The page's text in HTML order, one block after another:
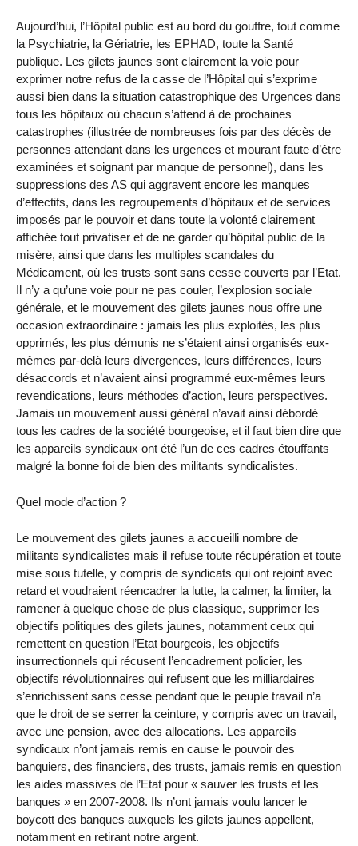
Aujourd’hui, l’Hôpital public est au bord du gouffre, tout comme
la Psychiatrie, la Gériatrie, les EPHAD, toute la Santé
publique. Les gilets jaunes sont clairement la voie pour
exprimer notre refus de la casse de l’Hôpital qui s’exprime
aussi bien dans la situation catastrophique des Urgences dans
tous les hôpitaux où chacun s’attend à de prochaines
catastrophes (illustrée de nombreuses fois par des décès de
personnes attendant dans les urgences et mourant faute d’être
examinées et soignant par manque de personnel), dans les
suppressions des AS qui aggravent encore les manques
d’effectifs, dans les regroupements d’hôpitaux et de services
imposés par le pouvoir et dans toute la volonté clairement
affichée tout privatiser et de ne garder qu’hôpital public de la
misère, ainsi que dans les multiples scandales du
Médicament, où les trusts sont sans cesse couverts par l’Etat.
Il n’y a qu’une voie pour ne pas couler, l’explosion sociale
générale, et le mouvement des gilets jaunes nous offre une
occasion extraordinaire : jamais les plus exploités, les plus
opprimés, les plus démunis ne s’étaient ainsi organisés eux-
mêmes par-delà leurs divergences, leurs différences, leurs
désaccords et n’avaient ainsi programmé eux-mêmes leurs
revendications, leurs méthodes d’action, leurs perspectives.
Jamais un mouvement aussi général n’avait ainsi débordé
tous les cadres de la société bourgeoise, et il faut bien dire que
les appareils syndicaux ont été l’un de ces cadres étouffants
malgré la bonne foi de bien des militants syndicalistes.
Quel mode d’action ?
Le mouvement des gilets jaunes a accueilli nombre de
militants syndicalistes mais il refuse toute récupération et toute
mise sous tutelle, y compris de syndicats qui ont rejoint avec
retard et voudraient réencadrer la lutte, la calmer, la limiter, la
ramener à quelque chose de plus classique, supprimer les
objectifs politiques des gilets jaunes, notamment ceux qui
remettent en question l’Etat bourgeois, les objectifs
insurrectionnels qui récusent l’encadrement policier, les
objectifs révolutionnaires qui refusent que les milliardaires
s’enrichissent sans cesse pendant que le peuple travail n’a
que le droit de se serrer la ceinture, y compris avec un travail,
avec une pension, avec des allocations. Les appareils
syndicaux n’ont jamais remis en cause le pouvoir des
banquiers, des financiers, des trusts, jamais remis en question
les aides massives de l’Etat pour « sauver les trusts et les
banques » en 2007-2008. Ils n’ont jamais voulu lancer le
boycott des banques auxquels les gilets jaunes appellent,
notamment en retirant notre argent.